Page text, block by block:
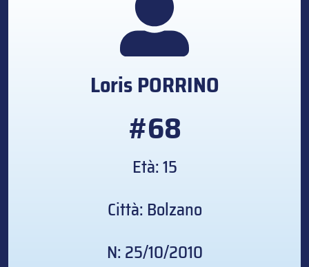
LorisPORRINO
#68
Età: 15
Città: Bolzano
N: 25/10/2010